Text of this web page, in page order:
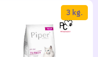
3 kg.